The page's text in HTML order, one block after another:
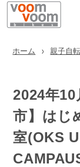
ホーム 親子自
2024年10
市】はじ
室(OKS